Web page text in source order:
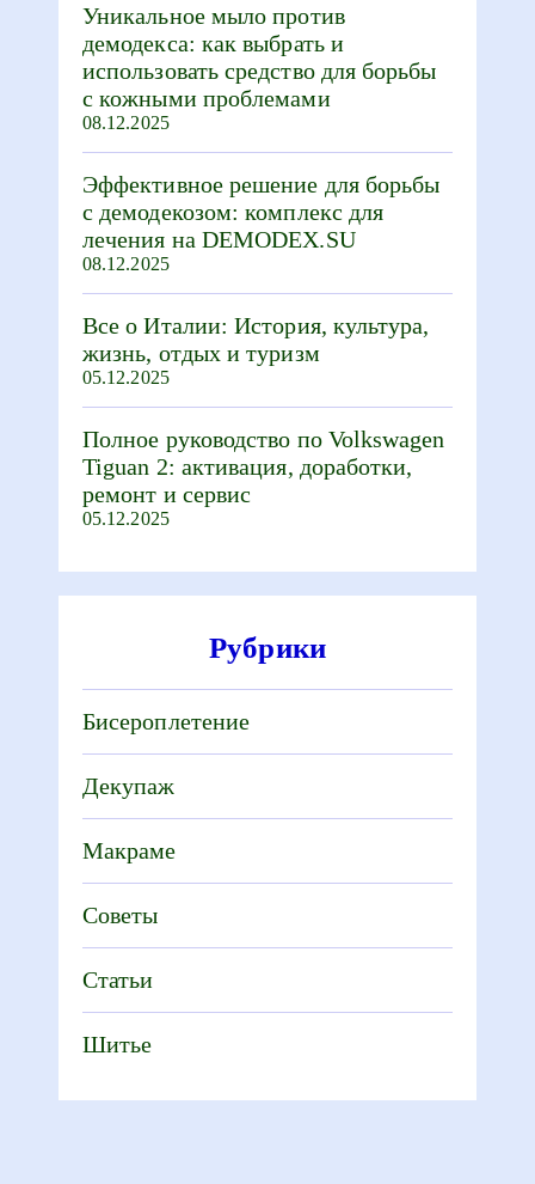
Уникальное мыло против
демодекса: как выбрать и
использовать средство для борьбы
с кожными проблемами
08.12.2025
Эффективное решение для борьбы
с демодекозом: комплекс для
лечения на DEMODEX.SU
08.12.2025
Все о Италии: История, культура,
жизнь, отдых и туризм
05.12.2025
Полное руководство по Volkswagen
Tiguan 2: активация, доработки,
ремонт и сервис
05.12.2025
Рубрики
Бисероплетение
Декупаж
Макраме
Советы
Статьи
Шитье